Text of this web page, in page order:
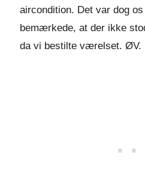
aircondition. Det var dog
bemærkede, at der ikke
da vi bestilte værelset. ØV.